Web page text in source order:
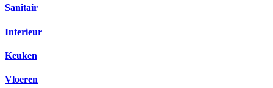
Sanitair
Interieur
Keuken
Vloeren